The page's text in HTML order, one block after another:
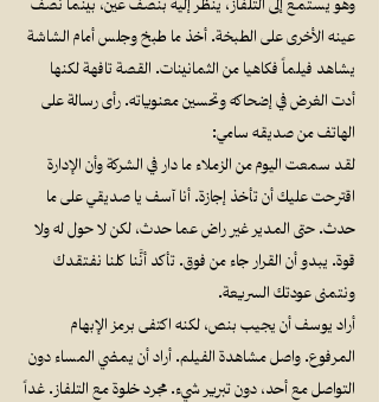
وهو يستمع إلى التلفاز، ينظر إليه بنصف عين، بينما نصف
عينه الأخرى على الطبخة. أخذ ما طبخ وجلس أمام الشاشة
يشاهد فيلماً فكاهيا من الثمانينات. القصة تافهة لكنها
أدت الغرض في إضحاكه وتحسين معنوياته. رأى رسالة على
الهاتف من صديقه سامي:
لقد سمعت اليوم من الزملاء ما دار في الشركة وأن الإدارة
اقترحت عليك أن تأخذ إجازة. أنا آسف يا صديقي على ما
حدث. حتى المدير غير راض عما حدث، لكن لا حول له ولا
قوة. يبدو أن القرار جاء من فوق. تأكد أنَّنا كلنا نفتقدك
ونتمنى عودتك السريعة.
أراد يوسف أن يجيب بنص، لكنه اكتفى برمز الإبهام
المرفوع. واصل مشاهدة الفيلم. أراد أن يمضي المساء دون
التواصل مع أحد، دون تبرير شيء. مجرد خلوة مع التلفاز. غداً